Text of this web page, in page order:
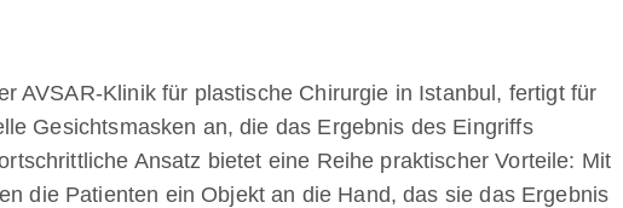
AVSAR-Klinik für plastische Chirurgie in Istanbul, fertigt für
Gesichtsmasken an, die das Ergebnis des Eingriffs
Ansatz bietet eine Reihe praktischer Vorteile: Mit
die Patienten ein Objekt an die Hand, das sie das Ergebnis